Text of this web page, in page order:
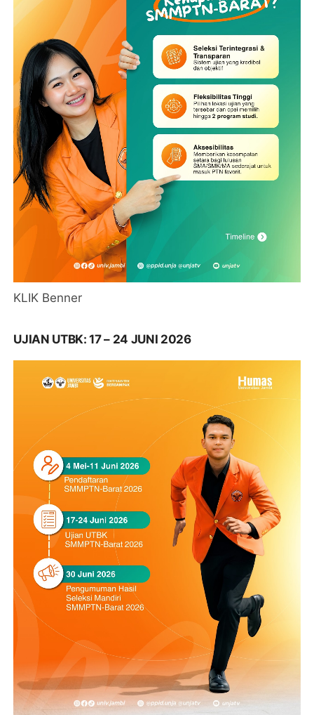
KLIK Benner
UJIAN UTBK: 17 – 24 JUNI 2026